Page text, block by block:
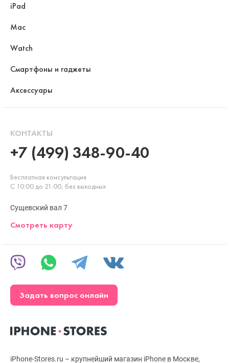
iPhone-Stores.ru – крупнейший магазин iPhone в Москве,
iPad
Mac
Watch
Смартфоны и гаджеты
Аксессуары
КОНТАКТЫ
+7 (499) 348-90-40
Бесплатная консультация
С 10:00 до 21:00, без выходных
Сущевский вал 7
Смотреть карту
Задать вопрос онлайн